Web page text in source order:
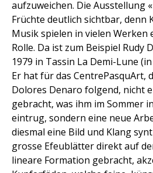
aufzuweichen. Die Ausstellung
Früchte deutlich sichtbar, denn
Musik spielen in vielen Werken
Rolle. Da ist zum Beispiel Rudy
1979 in Tassin La Demi-Lune
Er hat für das CentrePasquArt,
Dolores Denaro folgend, nicht
gebracht, was ihm im Sommer
eintrug, sondern eine neue
diesmal eine Bild und Klang
grosse Efeublätter direkt auf
lineare Formation gebracht,